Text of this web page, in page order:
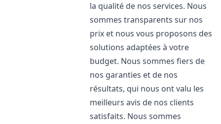
la qualité de nos services. Nous
sommes transparents sur nos
prix et nous vous proposons des
solutions adaptées à votre
budget. Nous sommes fiers de
nos garanties et de nos
résultats, qui nous ont valu les
meilleurs avis de nos clients
satisfaits. Nous sommes